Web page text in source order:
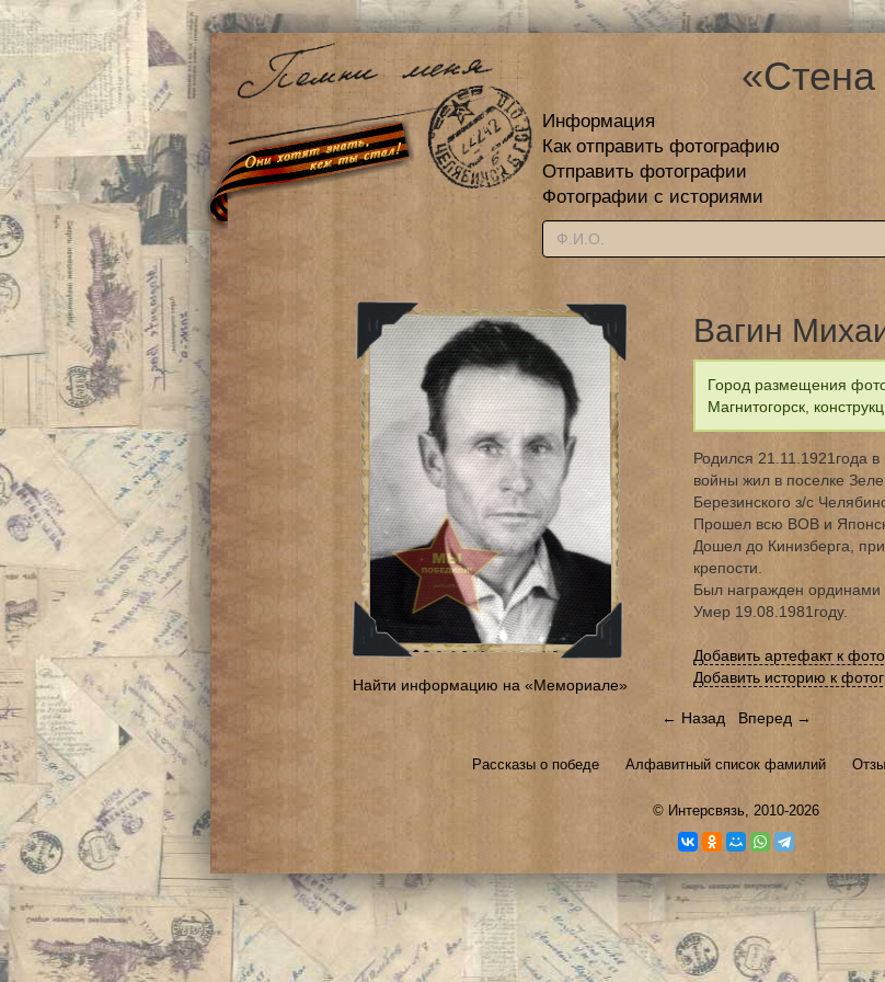
Информация
Как отправить фотографию
Отправить фотографии
Фотографии с историями
Найти информацию на «Мемориале»
Вагин
Город размещения
Магнитогорск,
Родился 21.11.1921года
войны жил в поселке
Березинского з/с
Прошел всю ВОВ и
Дошел до Кинизберга,
крепости.
Был награжден
Умер 19.08.1981году.
Добавить артефакт к
Добавить историю к
← Назад Вперед →
Рассказы о победе Алфавитный список фамилий
© Интерсвязь, 2010-2026